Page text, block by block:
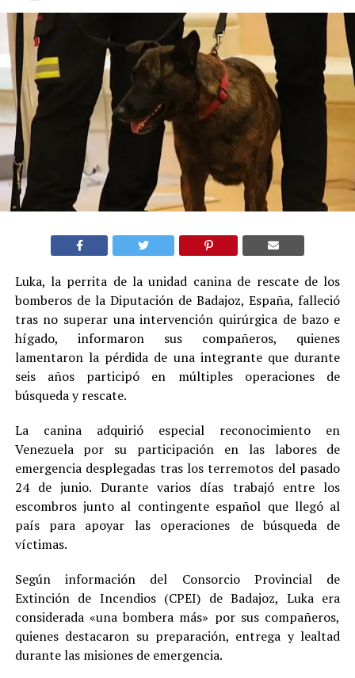
Luka, la perrita de la unidad canina de rescate de los
bomberos de la Diputación de Badajoz, España, falleció
tras no superar una intervención quirúrgica de bazo e
hígado, informaron sus compañeros, quienes
lamentaron la pérdida de una integrante que durante
seis años participó en múltiples operaciones de
búsqueda y rescate.
La canina adquirió especial reconocimiento en
Venezuela por su participación en las labores de
emergencia desplegadas tras los terremotos del pasado
24 de junio. Durante varios días trabajó entre los
escombros junto al contingente español que llegó al
país para apoyar las operaciones de búsqueda de
víctimas.
Según información del Consorcio Provincial de
Extinción de Incendios (CPEI) de Badajoz, Luka era
considerada «una bombera más» por sus compañeros,
quienes destacaron su preparación, entrega y lealtad
durante las misiones de emergencia.